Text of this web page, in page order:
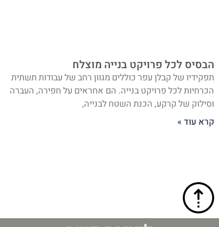
הבסיס לכל פרויקט בנייה מוצלח
תפקידיו של קבלן עפר כוללים מגוון רחב של עבודות תשתית
הכרחיות לכל פרויקט בנייה. הם אחראים על חפירה, העברה
וסילוק של קרקע, הכנת השטח לבנייה,
קרא עוד »